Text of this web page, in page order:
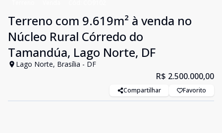
Terreno com 9.619m² à venda no
Núcleo Rural Córredo do
Tamandúa, Lago Norte, DF
Lago Norte, Brasília - DF
R$ 2.500.000,00
Compartilhar Favorito